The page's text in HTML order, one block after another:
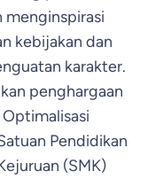
menginspirasi
kebijakan dan
karakter.
penghargaan
Pendidikan
(SMK)